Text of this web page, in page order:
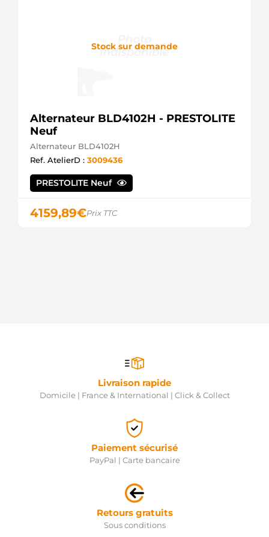
Stock sur demande
Alternateur BLD4102H - PRESTOLITE
Neuf
Alternateur BLD4102H
Ref. AtelierD : 3009436
PRESTOLITE Neuf
4159,89€Prix TTC
Livraison rapide
Domicile | France & International | Click & Collect
Paiement sécurisé
PayPal | Carte bancaire
Retours gratuits
Sous conditions